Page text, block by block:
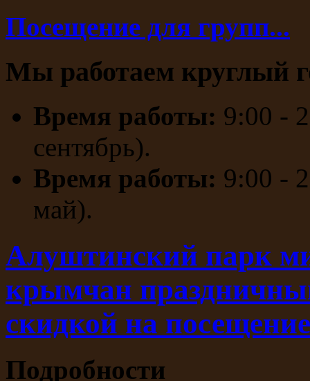
Посещение для групп...
Мы работаем круглый
Время работы: 9:00 -
сентябрь).
Время работы: 9:00 -
май).
Алуштинский парк
крымчан
скидкой на посещение
Подробности